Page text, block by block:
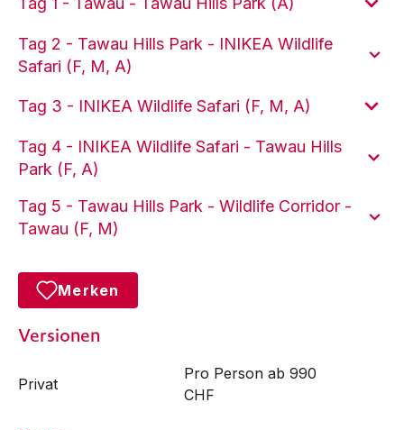
Tag 2 - Tawau Hills Park - INIKEA Wildlife
Safari (F, M, A)
Tag 3 - INIKEA Wildlife Safari (F, M, A)
Tag 4 - INIKEA Wildlife Safari - Tawau Hills
Park (F, A)
Tag 5 - Tawau Hills Park - Wildlife Corridor -
Tawau (F, M)
Merken
Versionen
Privat
Pro Person ab 990
CHF